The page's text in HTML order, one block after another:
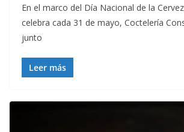
En el marco del Día Nacional de la
celebra cada 31 de mayo, Coctelería
junto
Leer más